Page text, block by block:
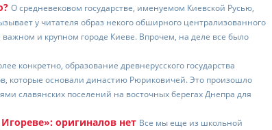
О средневековом государстве, именуемом Киевской Русью,
у читателя образ некого обширного централизованного
важном и крупном городе Киеве. Впрочем, на деле все было
конкретно, образование древнерусского государства
которые основали династию Рюриковичей. Это произошло
славянских поселений на восточных берегах Днепра для
оригиналов нет Все мы еще из школьной